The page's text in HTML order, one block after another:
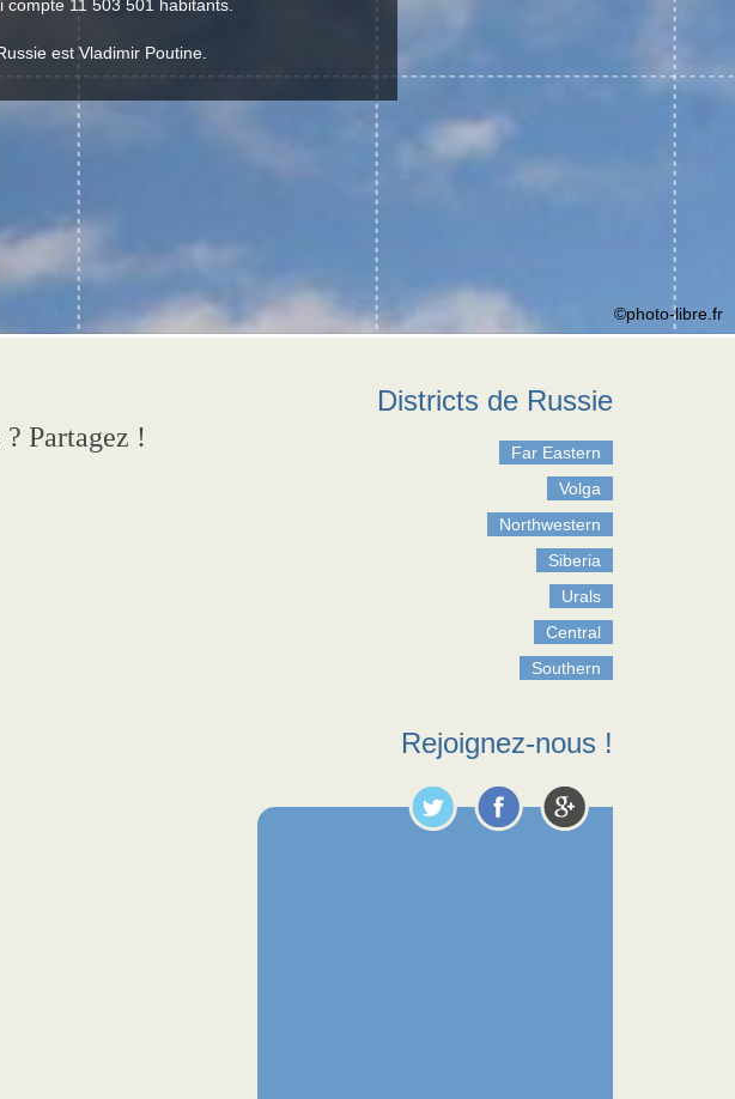
compte 11 503 501 habitants.
est Vladimir Poutine.
©photo-libre.fr
Partagez !
Districts de Russie
Far Eastern
Volga
Northwestern
Siberia
Urals
Central
Southern
Rejoignez-nous !